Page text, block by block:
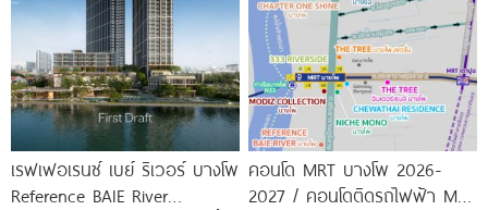
สายสีม่วง
พร้อมรับ-ส่ง
เรฟเฟอเรนซ์ เบย์ ริเวอร์ บางโพ
Reference BAIE River
คอนโด MRT บางโพ 2026-
2027 / คอนโดติดรถไฟฟ้า MRT